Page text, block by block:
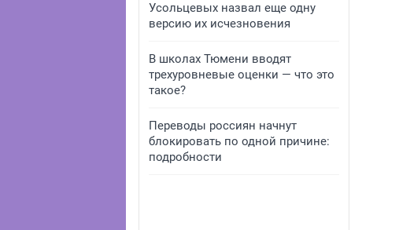
Усольцевых назвал еще одну
версию их исчезновения
В школах Тюмени вводят
трехуровневые оценки — что это
такое?
Переводы россиян начнут
блокировать по одной причине:
подробности